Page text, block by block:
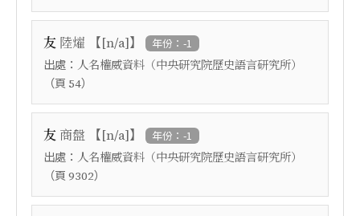
友 陸燿 【[n/a]】 年份：-1
出處： 人名權威資料（中央研究院歷史語言研究所）
（頁 54）
友 商盤 【[n/a]】 年份：-1
出處： 人名權威資料（中央研究院歷史語言研究所）
（頁 9302）